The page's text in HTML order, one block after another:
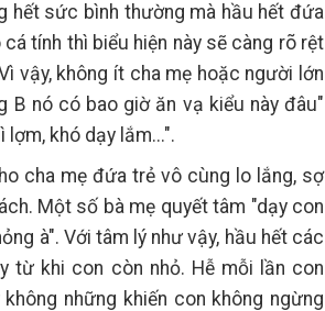
hết sức bình thường mà hầu hết đứa
tính thì biểu hiện này sẽ càng rõ rệt
vậy, không ít cha mẹ hoặc người lớn
B nó có bao giờ ăn vạ kiểu này đâu"
lợm, khó dạy lắm...".
cha mẹ đứa trẻ vô cùng lo lắng, sợ
Một số bà mẹ quyết tâm "dạy con
à". Với tâm lý như vậy, hầu hết các
từ khi con còn nhỏ. Hễ mỗi lần con
những khiến con không ngừng